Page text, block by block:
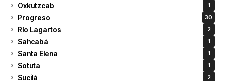
Oxkutzcab 1
Progreso 30
Río Lagartos 2
Sahcabá 1
Santa Elena 1
Sotuta 1
Sucilá 2